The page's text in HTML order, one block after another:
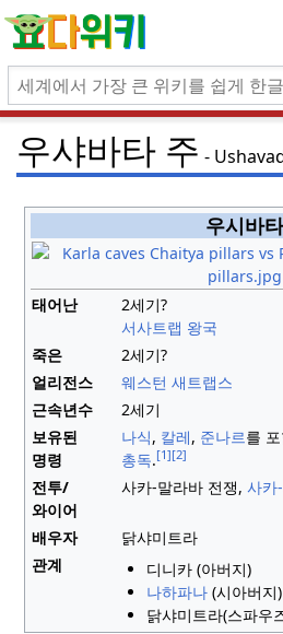
우샤바타 주
우시바타
태어난
2세기?
서사트랩 왕국
죽은
2세기?
얼리전스
웨스턴 새트랩스
근속년수
2세기
보유된
명령
나식, 칼레, 준나르를
총독.[1][2]
전투/
와이어
사카-말라바 전쟁,사카
배우자
닭샤미트라
관계
디니카 (아버지)
나하파나(시아버지)
닭샤미트라(스파우